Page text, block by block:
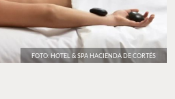
FOTO: HOTEL & SPA HACIENDA DE CORTÉS